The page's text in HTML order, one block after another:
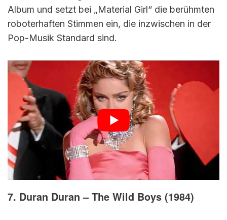
Album und setzt bei „Material Girl“ die berühmten
roboterhaften Stimmen ein, die inzwischen in der
Pop-Musik Standard sind.
7. Duran Duran – The Wild Boys (1984)